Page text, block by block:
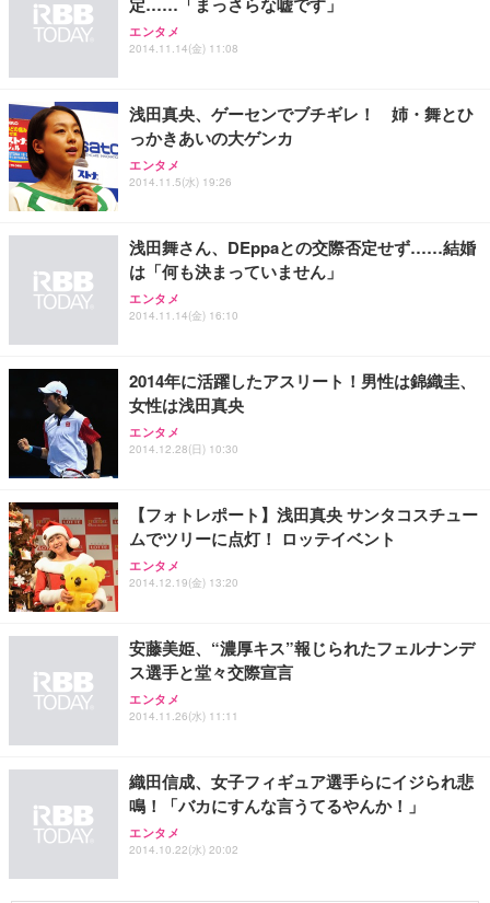
Sezlife オフィスチェア デスクチェア 疲れない テレ
ワーク チェア 強化バックレスト 30度ロッキング機
ョン PCチェア 通気性メッシュ ゲーミング/勉強/事
務用 おしゃれ パソコンチェア (ブラック)
￥7,680
Sezlife オフィスチェア デスクチェア 疲れない テレ
ワーク チェア 強化バックレスト 30度ロッキング機
ョン PCチェア 通気性メッシュ ゲーミング/勉強/事
務用 おしゃれ パソコンチェア (ホワイト)
ANDWINT オフィスチェア デスクチェア 肘なし メ
ッシュ 通気性 ランバーサポート付き 腰サポート ガ
ス圧無段階昇降 360度回転 キャスター付き コンパク
【純正品】27"ゲーミングモニター DualSense 充電
フック付き（CFI-ZDM1J）
【整備済み品】Dell E2724HS 27インチ 液晶モニタ
ー フルHD（1920×1080）VA 非光沢 HDMI/DisplayP
【MiniLED/24.5inch/280Hz/FHD】GRAPHT THE S
HOOTER Gaming Monitor 24” Essential ゲーミン
グモニター QD 24.5インチ 1ms FHD 量子ドット 残
ネオ・ルーライフ ネオ・オムツ L 中型犬用 26枚入
Smart Basic(スマートベーシック) 【Amazon.co.jp
限定】 Smart Basic アイリスオーヤマ ペットシーツ
アイリスオーヤマ ペットシーツ 超厚型 お徳用 レギ
ュラー 200枚入【Amazon.co.jp限定】
エンタメ
2014.11.14(金) 11:08
浅田真央、ゲーセンでブチギレ！ 姉・舞とひ
っかきあいの大ゲンカ
エンタメ
2014.11.5(水) 19:26
浅田舞さん、DEppaとの交際否定せず……結婚
は「何も決まっていません」
エンタメ
2014.11.14(金) 16:10
2014年に活躍したアスリート！男性は錦織圭、
女性は浅田真央
エンタメ
2014.12.28(日) 10:30
【フォトレポート】浅田真央 サンタコスチュー
ムでツリーに点灯！ ロッテイベント
エンタメ
2014.12.19(金) 13:20
安藤美姫、“濃厚キス”報じられたフェルナンデ
ス選手と堂々交際宣言
エンタメ
2014.11.26(水) 11:11
織田信成、女子フィギュア選手らにイジられ悲
鳴！「バカにすんな言うてるやんか！」
エンタメ
2014.10.22(水) 20:02